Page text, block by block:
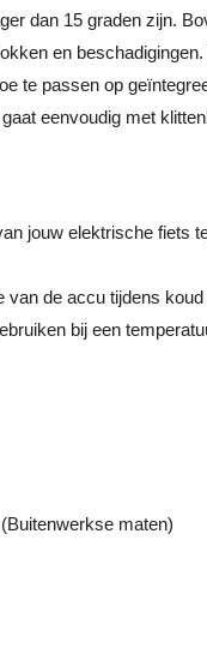
dan 15 graden zijn.
en
te passen op
eenvoudig met
jouw elektrische fiets
van de accu tijdens koud
bij een
maten)